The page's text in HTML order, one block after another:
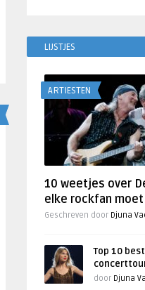
LIJSTJES
ARTIESTEN
10 weetjes over
elke rockfan moet
Geschreven door Djuna
Top 10
door Djuna